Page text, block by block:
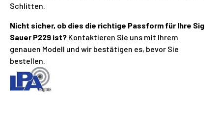
Schlitten.
Nicht sicher, ob dies die richtige Passform für Ihre Sig
Sauer P229 ist? Kontaktieren Sie uns mit Ihrem
genauen Modell und wir bestätigen es, bevor Sie
bestellen.